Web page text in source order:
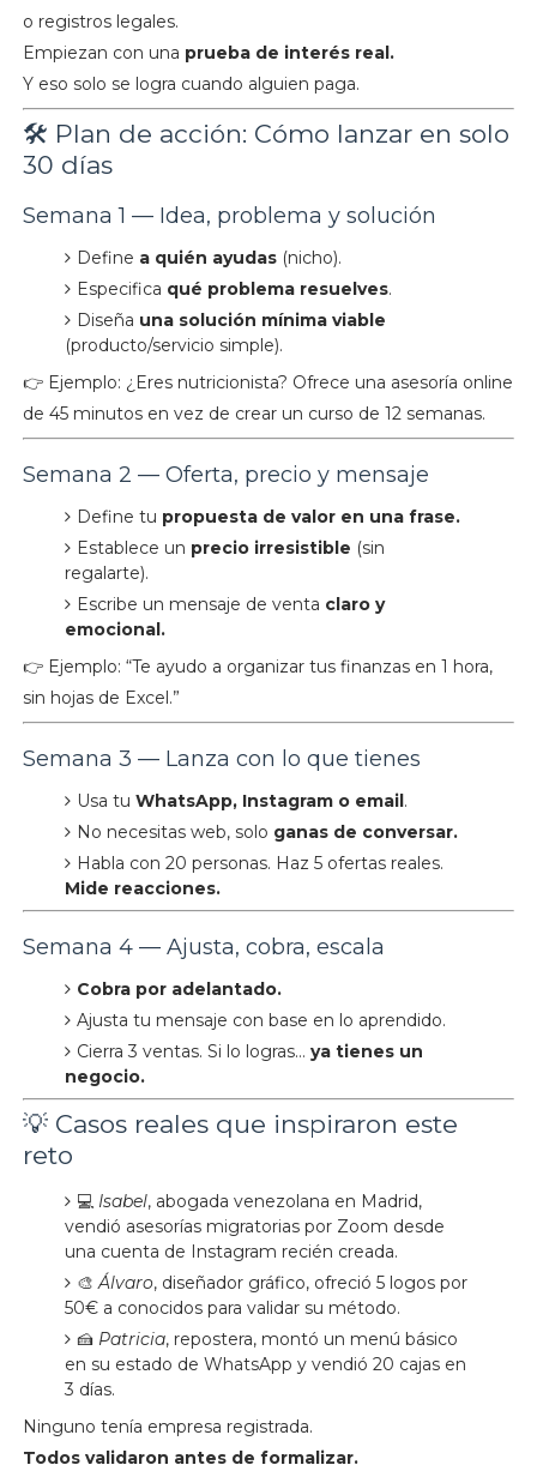
o registros legales.
Empiezan con una prueba de interés real.
Y eso solo se logra cuando alguien paga.
🛠️ Plan de acción: Cómo lanzar en solo
30 días
Semana 1 — Idea, problema y solución
Define a quién ayudas(nicho).
Especifica qué problema resuelves.
Diseña una solución mínima viable
(producto/servicio simple).
👉 Ejemplo: ¿Eres nutricionista? Ofrece una asesoría online
de 45 minutos en vez de crear un curso de 12 semanas.
Semana 2 — Oferta, precio y mensaje
Define tu propuesta de valor en una frase.
Establece un precio irresistible (sin
regalarte).
Escribe un mensaje de venta claro y
emocional.
👉 Ejemplo: “Te ayudo a organizar tus finanzas en 1 hora,
sin hojas de Excel.”
Semana 3 — Lanza con lo que tienes
Usa tu WhatsApp, Instagram o email .
No necesitas web, solo ganas de conversar.
Habla con 20 personas. Haz 5 ofertas reales.
Mide reacciones.
Semana 4 — Ajusta, cobra, escala
Cobra por adelantado.
Ajusta tu mensaje con base en lo aprendido.
Cierra 3 ventas. Si lo logras… ya tienes un
negocio.
💡 Casos reales que inspiraron este
reto
💻 Isabel, abogada venezolana en Madrid,
vendió asesorías migratorias por Zoom desde
una cuenta de Instagram recién creada.
🎨Álvaro, diseñador gráfico, ofreció 5 logos por
50€ a conocidos para validar su método.
🍰 Patricia, repostera, montó un menú básico
en su estado de WhatsApp y vendió 20 cajas en
3 días.
Ninguno tenía empresa registrada.
Todos validaron antes de formalizar.